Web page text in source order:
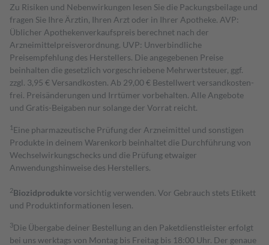
Zu Risiken und Nebenwirkungen lesen Sie die Packungsbeilage und
fragen Sie Ihre Ärztin, Ihren Arzt oder in Ihrer Apotheke. AVP:
Üblicher Apothekenverkaufspreis berechnet nach der
Arzneimittelpreisverordnung. UVP: Unverbindliche
Preisempfehlung des Herstellers. Die angegebenen Preise
beinhalten die gesetzlich vorgeschriebene Mehrwertsteuer, ggf.
zzgl. 3,95 € Versandkosten. Ab 29,00 € Bestell­wert versand­kosten­
frei. Preisänderungen und Irrtümer vorbehalten. Alle Angebote
und Gratis-Beigaben nur solange der Vorrat reicht.
1 Eine pharmazeutische Prüfung der Arzneimittel und sonstigen
Produkte in deinem Warenkorb beinhaltet die Durchführung von
Wechselwirkungschecks und die Prüfung etwaiger
Anwendungshinweise des Herstellers.
2Biozidproduktevorsichtig verwenden. Vor Gebrauch stets Etikett
und Produktinformationen lesen.
3Die Übergabe deiner Bestellung an den Paketdienstleister erfolgt
bei uns werktags von Montag bis Freitag bis 18:00 Uhr. Der genaue